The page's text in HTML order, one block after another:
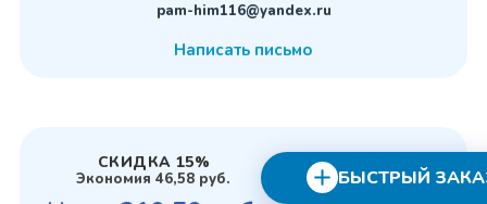
pam-him116@yandex.ru
Написать письмо
СКИДКА 15%
Экономия46,58 руб. БЫСТРЫЙ